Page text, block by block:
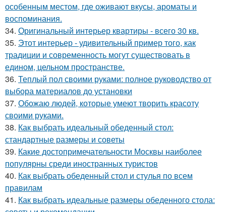
особенным местом, где оживают вкусы, ароматы и
воспоминания.
34. Оригинальный интерьер квартиры - всего 30 кв.
35. Этот интерьер - удивительный пример того, как
традиции и современность могут существовать в
едином, цельном пространстве.
36. Теплый пол своими руками: полное руководство от
выбора материалов до установки
37. Обожаю людей, которые умеют творить красоту
своими руками.
38. Как выбрать идеальный обеденный стол:
стандартные размеры и советы
39. Какие достопримечательности Москвы наиболее
популярны среди иностранных туристов
40. Как выбрать обеденный стол и стулья по всем
правилам
41. Как выбрать идеальные размеры обеденного стола: